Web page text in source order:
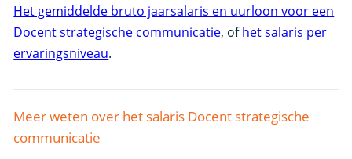
Het gemiddelde bruto jaarsalaris en uurloon voor een
Docent strategische communicatie, ofhet salaris per
ervaringsniveau.
Meer weten over het salaris Docent strategische
communicatie